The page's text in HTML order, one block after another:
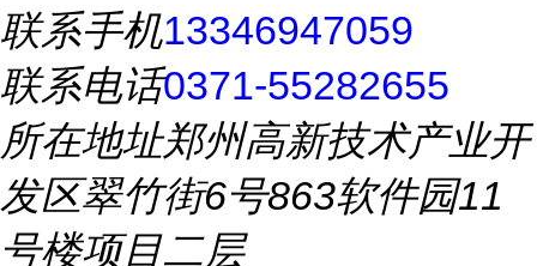
联系手机13346947059
联系电话0371-55282655
所在地址郑州高新技术产业开
发区翠竹街6号863软件园11
号楼项目二层